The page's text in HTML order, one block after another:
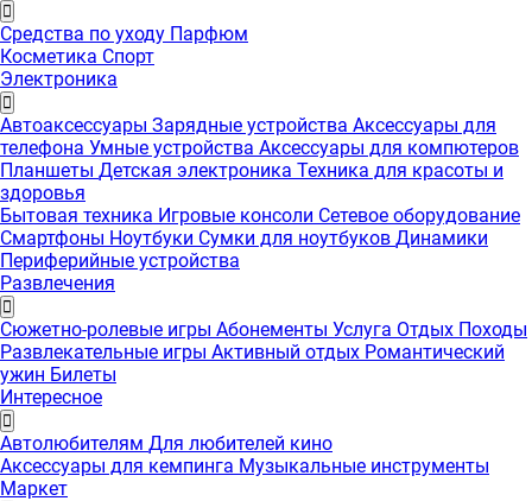
Средства по уходу Парфюм
Косметика Спорт
Электроника
Автоаксессуары Зарядные устройства Аксессуары для
телефона Умные устройства Аксессуары для компютеров
Планшеты Детская электроника Техника для красоты и
здоровья
Бытовая техника Игровые консоли Сетевое оборудование
Смартфоны Ноутбуки Сумки для ноутбуков Динамики
Периферийные устройства
Развлечения
Сюжетно-ролевые игры Абонементы Услуга Отдых Походы
Развлекательные игры Активный отдых Романтический
ужин Билеты
Интересноe
Автолюбителям Для любителей кино
Аксессуары для кемпинга Музыкальные инструменты
Маркет